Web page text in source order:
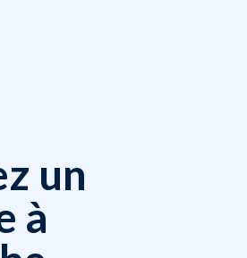
un
à